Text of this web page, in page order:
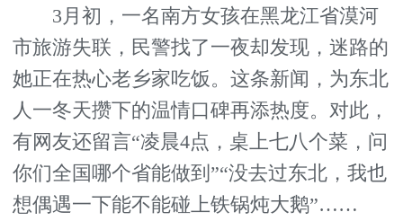
3月初，一名南方女孩在黑龙江省漠河
市旅游失联，民警找了一夜却发现，迷路的
她正在热心老乡家吃饭。这条新闻，为东北
人一冬天攒下的温情口碑再添热度。对此，
有网友还留言“凌晨4点，桌上七八个菜，问
你们全国哪个省能做到”“没去过东北，我也
想偶遇一下能不能碰上铁锅炖大鹅”……